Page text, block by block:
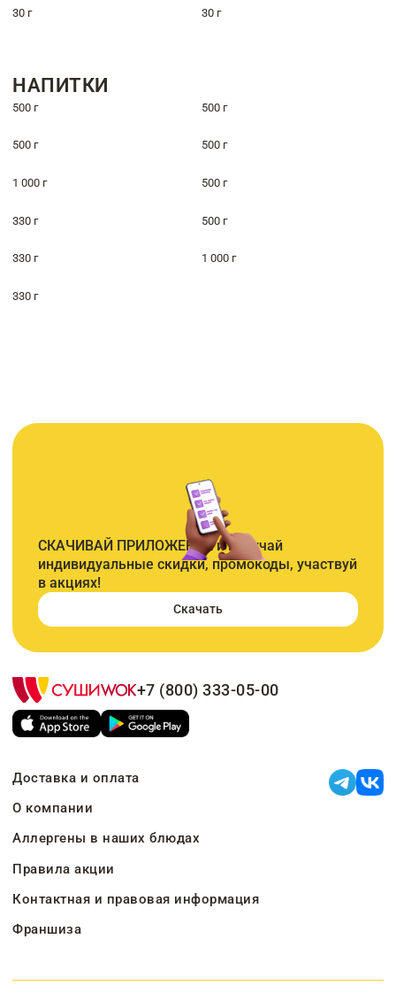
30 г 30 г
НАПИТКИ
500 г 500 г
500 г 500 г
1 000 г 500 г
330 г 500 г
330 г 1 000 г
330 г
СКАЧИВАЙ ПРИЛОЖЕНИЕ и получай
индивидуальные скидки, промокоды, участвуй
в акциях!
Скачать
+7 (800) 333-05-00
Доставка и оплата
О компании
Аллергены в наших блюдах
Правила акции
Контактная и правовая информация
Франшиза